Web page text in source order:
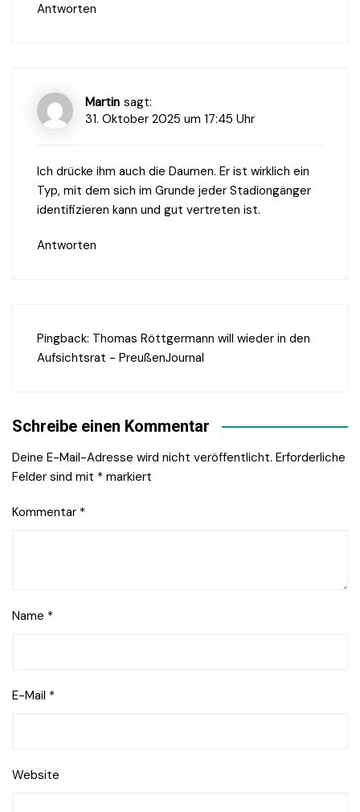
Antworten
Martin sagt:
31. Oktober 2025 um 17:45 Uhr
Ich drücke ihm auch die Daumen. Er ist wirklich ein
Typ, mit dem sich im Grunde jeder Stadiongänger
identifizieren kann und gut vertreten ist.
Antworten
Pingback: Thomas Röttgermann will wieder in den
Aufsichtsrat - PreußenJournal
Schreibe einen Kommentar
Deine E-Mail-Adresse wird nicht veröffentlicht. Erforderliche
Felder sind mit * markiert
Kommentar *
Name *
E-Mail *
Website